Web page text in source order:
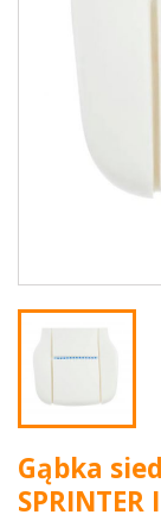
Gąbka
SPRINTER